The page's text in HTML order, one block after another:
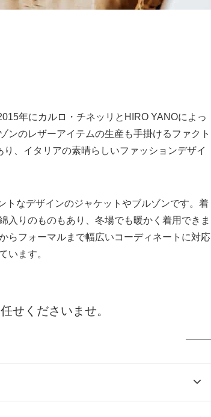
年にカルロ・チネッリとHIRO YANOによっ
ンのレザーアイテムの生産も手掛けるファクト
、イタリアの素晴らしいファッションデザイ
なデザインのジャケットやブルゾンです。着
入りのものもあり、冬場でも暖かく着用できま
らフォーマルまで幅広いコーディネートに対応
います。
せくださいませ。